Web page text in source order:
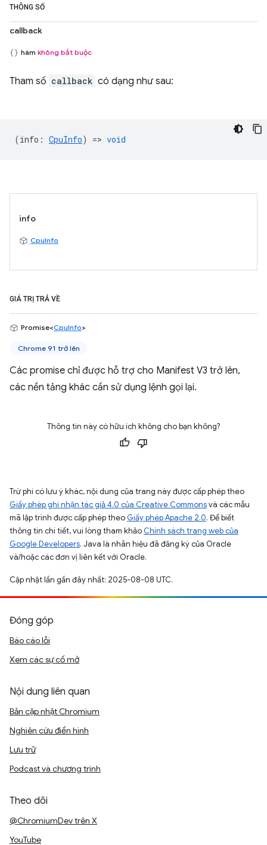
THÔNG SỐ
callback
hàm không bắt buộc
Tham số callback có dạng như sau:
(info : CpuInfo) => void
info
CpuInfo
GIÁ TRỊ TRẢ VỀ
Promise<CpuInfo>
Chrome 91 trở lên
Các promise chỉ được hỗ trợ cho Manifest V3 trở lên,
các nền tảng khác cần sử dụng lệnh gọi lại.
Thông tin này có hữu ích không cho bạn không?
Trừ phi có lưu ý khác, nội dung của trang này được cấp phép theo
Giấy phép ghi nhận tác giả 4.0 của Creative Commonsvà các mẫu
mã lập trình được cấp phép theo Giấy phép Apache 2.0. Để biết
thông tin chi tiết, vui lòng tham khảo Chính sách trang web của
Google Developers. Java là nhãn hiệu đã đăng ký của Oracle
và/hoặc các đơn vị liên kết với Oracle.
Cập nhật lần gần đây nhất: 2025-08-08 UTC.
Đóng góp
Báo cáo lỗi
Xem các sự cố mở
Nội dung liên quan
Bản cập nhật Chromium
Nghiên cứu điển hình
Lưu trữ
Podcast và chương trình
Theo dõi
@ChromiumDev trên X
YouTube